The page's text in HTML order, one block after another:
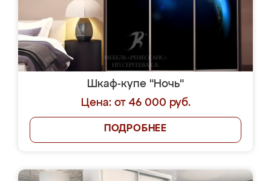
Шкаф-купе "Ночь"
Цена: от 46 000 руб.
ПОДРОБНЕЕ